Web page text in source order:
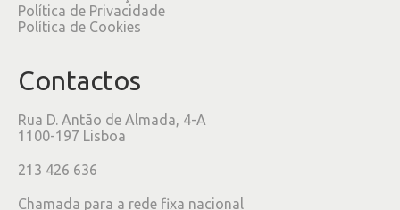
Política de Privacidade
Política de Cookies
Contactos
Rua D. Antão de Almada, 4-A
1100-197 Lisboa
213 426 636
Chamada para a rede fixa nacional